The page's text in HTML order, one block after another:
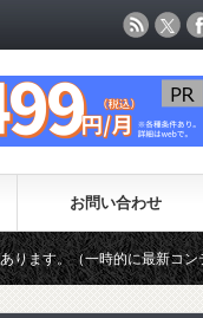
お問い合わせ
ンテンツのページ更新が制限